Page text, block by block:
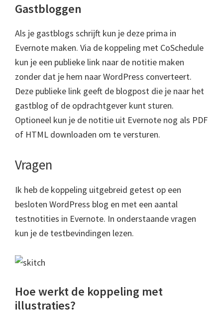
Gastbloggen
Als je gastblogs schrijft kun je deze prima in
Evernote maken. Via de koppeling met CoSchedule
kun je een publieke link naar de notitie maken
zonder dat je hem naar WordPress converteert.
Deze publieke link geeft de blogpost die je naar het
gastblog of de opdrachtgever kunt sturen.
Optioneel kun je de notitie uit Evernote nog als PDF
of HTML downloaden om te versturen.
Vragen
Ik heb de koppeling uitgebreid getest op een
besloten WordPress blog en met een aantal
testnotities in Evernote. In onderstaande vragen
kun je de testbevindingen lezen.
Hoe werkt de koppeling met
illustraties?